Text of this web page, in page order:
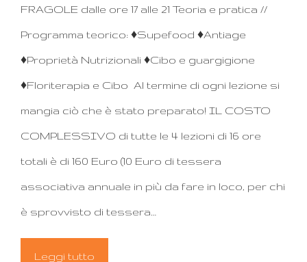
FRAGOLE dalle ore 17 alle 21 Teoria e pratica //
Programma teorico: ♦Supefood ♦Antiage
♦Proprietà Nutrizionali ♦Cibo e guargigione
♦Floriterapia e Cibo Al termine di ogni lezione si
mangia ciò che è stato preparato! IL COSTO
COMPLESSIVO di tutte le 4 lezioni di 16 ore
totali è di 160 Euro (10 Euro di tessera
associativa annuale in più da fare in loco, per chi
è sprovvisto di tessera…
Leggi tutto